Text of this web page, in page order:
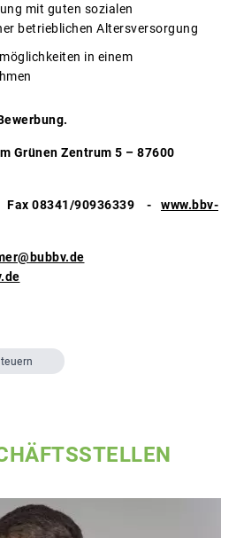
mit guten sozialen
betrieblichen Altersversorgung
in einem
Grünen Zentrum 5 – 87600
Fax 08341/90936339 - www.bbv-